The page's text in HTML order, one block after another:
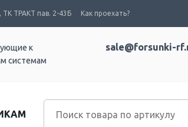
ТРАКТ пав. 2-43Б Как проехать?
к
системам
sale@forsunki-